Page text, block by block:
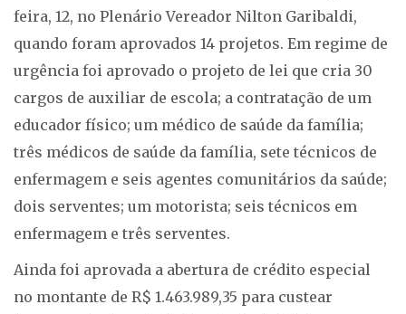
feira, 12, no Plenário Vereador Nilton Garibaldi,
quando foram aprovados 14 projetos. Em regime de
urgência foi aprovado o projeto de lei que cria 30
cargos de auxiliar de escola; a contratação de um
educador físico; um médico de saúde da família;
três médicos de saúde da família, sete técnicos de
enfermagem e seis agentes comunitários da saúde;
dois serventes; um motorista; seis técnicos em
enfermagem e três serventes.
Ainda foi aprovada a abertura de crédito especial
no montante de R$ 1.463.989,35 para custear